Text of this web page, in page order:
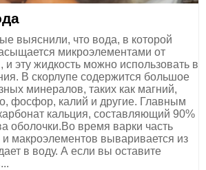
выяснили, что вода, в которой
микроэлементами от
и эту жидкость можно использовать в
В скорлупе содержится большое
минералов, таких как магний,
фосфор, калий и другие. Главным
кальция, составляющий 90%
оболочки.Во время варки часть
макроэлементов вываривается из
в воду. А если вы оставите